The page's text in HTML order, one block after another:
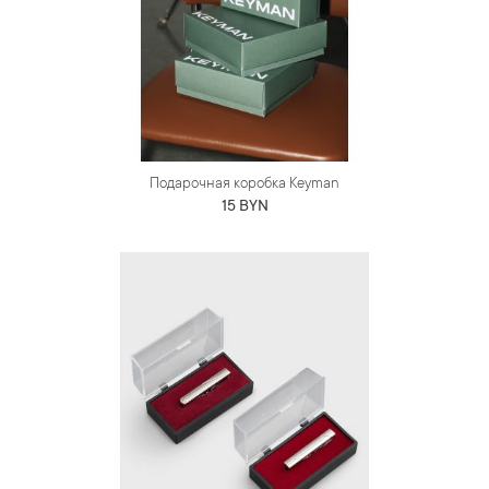
Подарочная коробка Keyman
15 BYN